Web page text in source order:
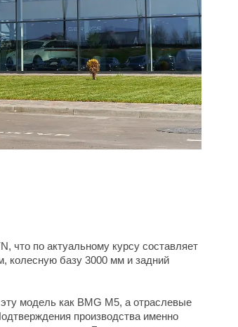
что по актуальному курсу составляет
колесную базу 3000 мм и задний
модель как BMG M5, а отраслевые
производства именно